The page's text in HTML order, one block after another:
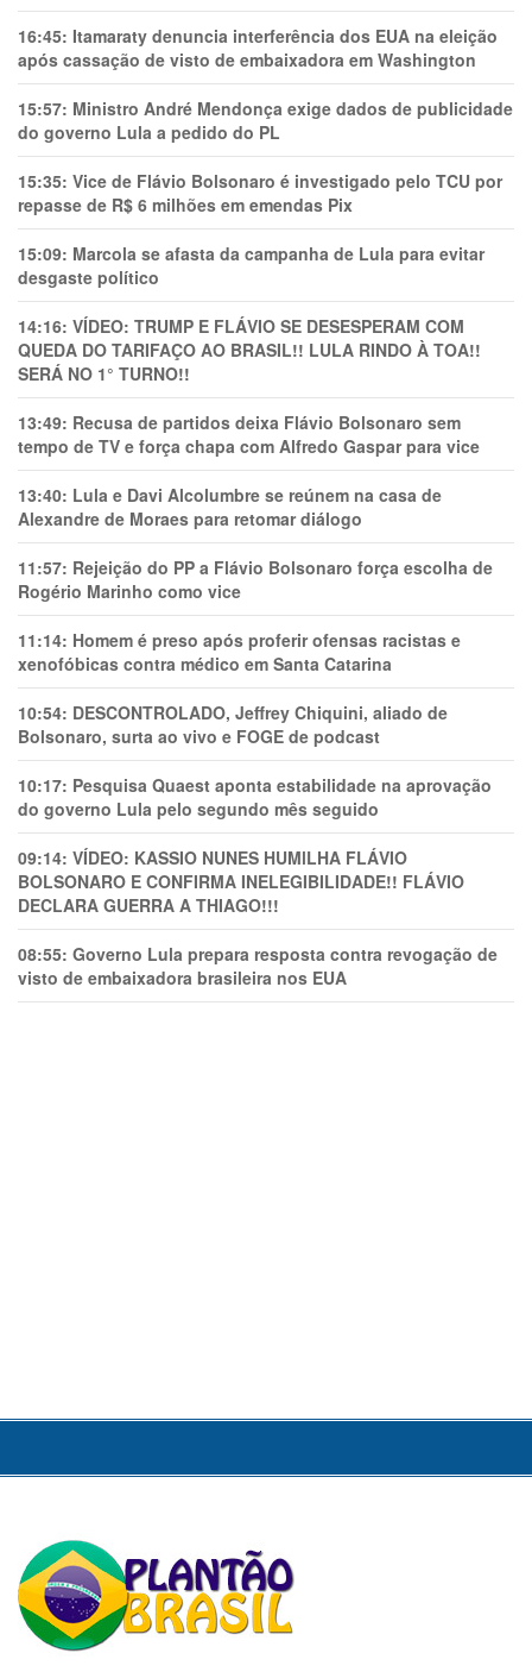
16:45: Itamaraty denuncia interferência dos EUA na eleição
após cassação de visto de embaixadora em Washington
15:57: Ministro André Mendonça exige dados de publicidade
do governo Lula a pedido do PL
15:35: Vice de Flávio Bolsonaro é investigado pelo TCU por
repasse de R$ 6 milhões em emendas Pix
15:09: Marcola se afasta da campanha de Lula para evitar
desgaste político
14:16: VÍDEO: TRUMP E FLÁVIO SE DESESPERAM COM
QUEDA DO TARIFAÇO AO BRASIL!! LULA RINDO À TOA!!
SERÁ NO 1° TURNO!!
13:49: Recusa de partidos deixa Flávio Bolsonaro sem
tempo de TV e força chapa com Alfredo Gaspar para vice
13:40: Lula e Davi Alcolumbre se reúnem na casa de
Alexandre de Moraes para retomar diálogo
11:57: Rejeição do PP a Flávio Bolsonaro força escolha de
Rogério Marinho como vice
11:14: Homem é preso após proferir ofensas racistas e
xenofóbicas contra médico em Santa Catarina
10:54: DESCONTROLADO, Jeffrey Chiquini, aliado de
Bolsonaro, surta ao vivo e FOGE de podcast
10:17: Pesquisa Quaest aponta estabilidade na aprovação
do governo Lula pelo segundo mês seguido
09:14: VÍDEO: KASSIO NUNES HUMlLHA FLÁVIO
BOLSONARO E CONFIRMA INELEGIBILIDADE!! FLÁVIO
DECLARA GUERRA A THIAGO!!!
08:55: Governo Lula prepara resposta contra revogação de
visto de embaixadora brasileira nos EUA